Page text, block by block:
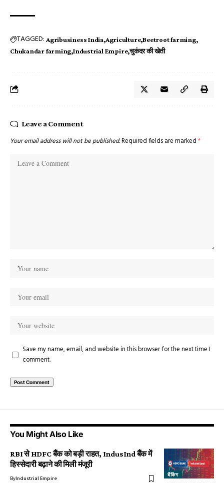
TAGGED: Agribusiness India Agriculture Beetroot farming
Chukandar farming Industrial Empire चुकंदर की खेती
Leave a Comment
Your email address will not be published.Required fields are marked *
Save my name, email, and website in this browser for the next time I
comment.
You Might Also Like
बैंकिंग
RBI से HDFC बैंक को बड़ी राहत, IndusInd बैंक में
हिस्सेदारी बढ़ाने की मिली मंजूरी
ByIndustrial Empire